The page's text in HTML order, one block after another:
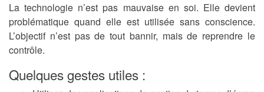
La technologie n’est pas mauvaise en soi. Elle devient
problématique quand elle est utilisée sans conscience.
L’objectif n’est pas de tout bannir, mais de reprendre le
contrôle.
Quelques gestes utiles :